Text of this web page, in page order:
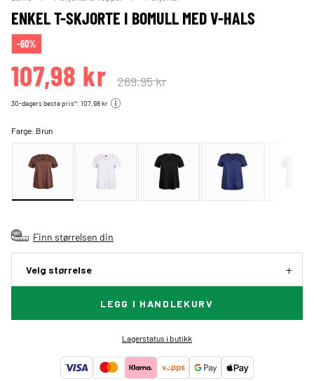
ENKEL T-SKJORTE I BOMULL MED V-HALS
-60%
107,98 kr 269,95 kr
30-dagers beste pris*: 107,98 kr
Farge: Brun
Finn størrelsen din
Velg størrelse
LEGG I HANDLEKURV
Lagerstatus i butikk